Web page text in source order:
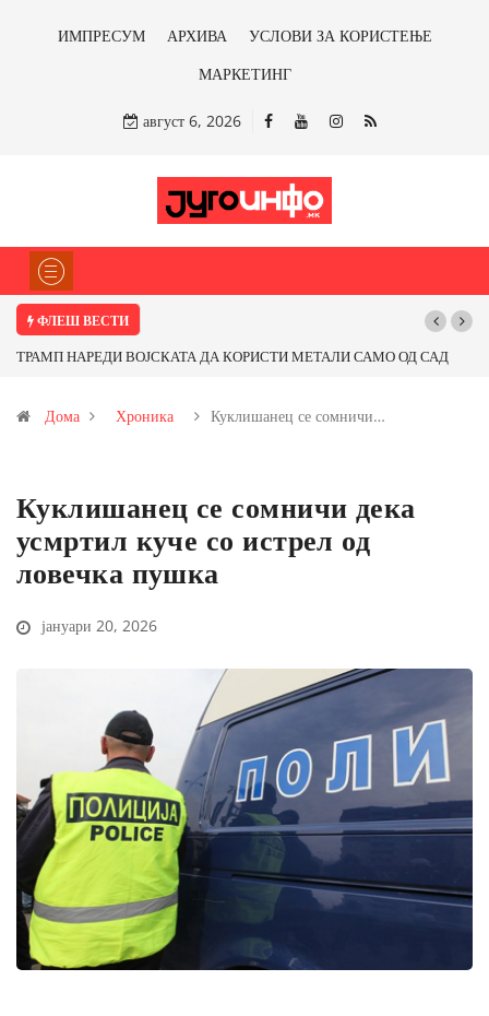
ИМПРЕСУМ АРХИВА
УСЛОВИ ЗА КОРИСТЕЊЕ
МАРКЕТИНГ
август 6, 2026
ФЛЕШ ВЕСТИ
ТРАМП НАРЕДИ ВОЈСКАТА ДА КОРИСТИ МЕТАЛИ САМО ОД САД
Иловица и со антимонот?
Дома Хроника Куклишанец се сомничи…
Куклишанец се сомничи дека
усмртил куче со истрел од
ловечка пушка
јануари 20, 2026